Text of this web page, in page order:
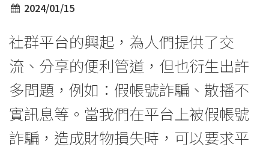
2024/01/15
社群平台的興起，為人們提供了交
流、分享的便利管道，但也衍生出許
多問題，例如：假帳號詐騙、散播不
實訊息等。當我們在平台上被假帳號
詐騙，造成財物損失時，可以要求平